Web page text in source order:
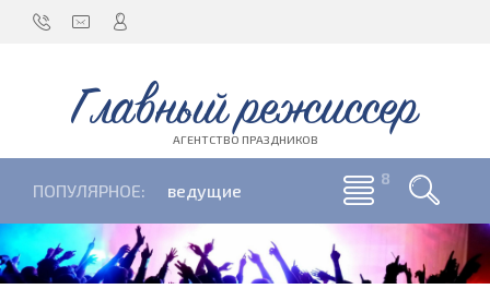
Главный режиссер
АГЕНТСТВО ПРАЗДНИКОВ
ПОПУЛЯРНОЕ: ведущие